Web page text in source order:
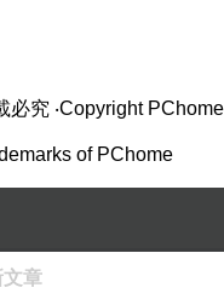
必究 ‧Copyright PChome
of PChome
章